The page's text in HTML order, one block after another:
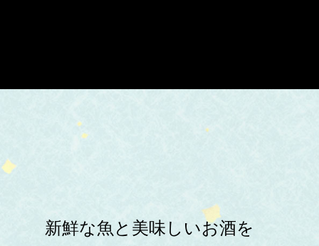
新鮮な魚と美味しいお酒を